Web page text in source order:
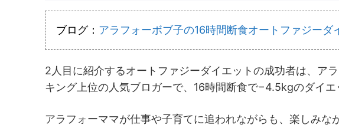
ブログ： アラフォーボブ子の16時間断食オートファジーダ
2人目に紹介するオートファジーダイエットの成功者は、ア
キング上位の人気ブロガーで、16時間断食で−4.5kgのダイエ
アラフォーママが仕事や子育てに追われながらも、楽しみな